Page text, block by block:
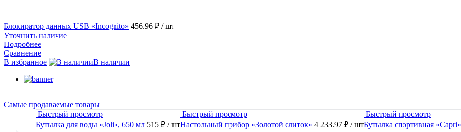
Блокиратор данных USB «Incognito» 456.96 ₽ / шт
Уточнить наличие
Подробнее
Сравнение
В избранное
В наличии
Самые продаваемые товары
Быстрый просмотр
Бутылка для воды «Joli», 650 мл 515 ₽ / шт
Быстрый просмотр
Настольный прибор «Золотой слиток» 4 233.97 ₽ / шт
Быстрый просмотр
Бутылка спортивная «Capri»